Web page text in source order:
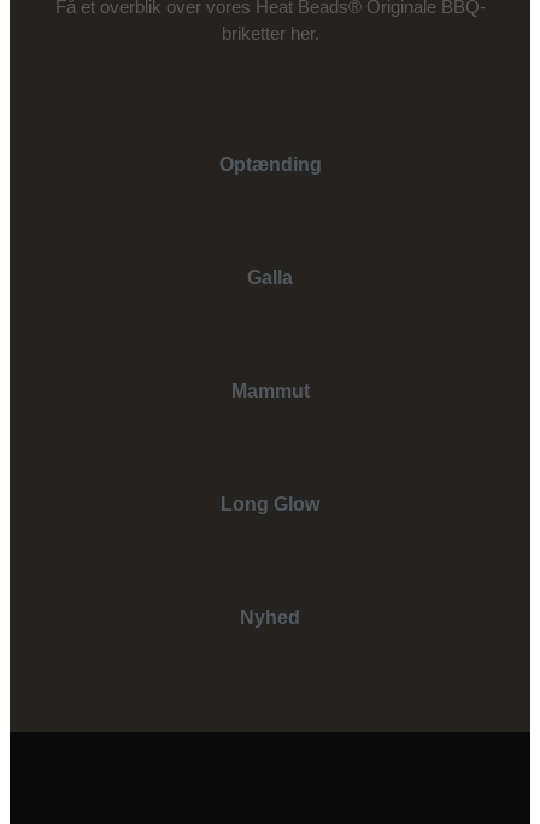
Optænding
Galla
Mammut
Long Glow
Nyhed
Få et overblik over vores Heat Beads® Originale BBQ-
briketter her.